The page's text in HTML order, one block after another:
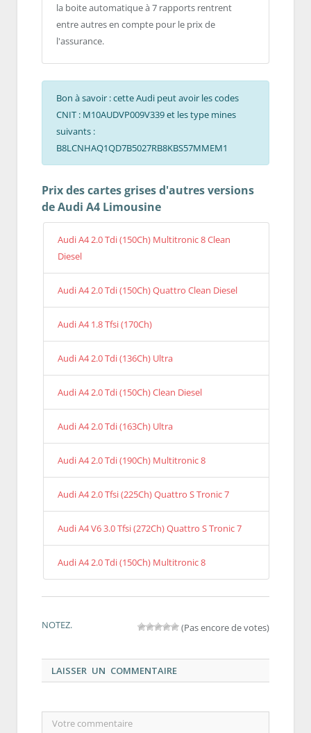
la boite automatique à 7 rapports rentrent
entre autres en compte pour le prix de
l'assurance.
Bon à savoir : cette Audi peut avoir les codes
CNIT : M10AUDVP009V339 et les type mines
suivants :
B8LCNHAQ1QD7B5027RB8KBS57MMEM1
Prix des cartes grises d'autres versions
de Audi A4 Limousine
Audi A4 2.0 Tdi (150Ch) Multitronic 8 Clean
Diesel
Audi A4 2.0 Tdi (150Ch) Quattro Clean Diesel
Audi A4 1.8 Tfsi (170Ch)
Audi A4 2.0 Tdi (136Ch) Ultra
Audi A4 2.0 Tdi (150Ch) Clean Diesel
Audi A4 2.0 Tdi (163Ch) Ultra
Audi A4 2.0 Tdi (190Ch) Multitronic 8
Audi A4 2.0 Tfsi (225Ch) Quattro S Tronic 7
Audi A4 V6 3.0 Tfsi (272Ch) Quattro S Tronic 7
Audi A4 2.0 Tdi (150Ch) Multitronic 8
NOTEZ. (Pas encore de votes)
LAISSER UN COMMENTAIRE